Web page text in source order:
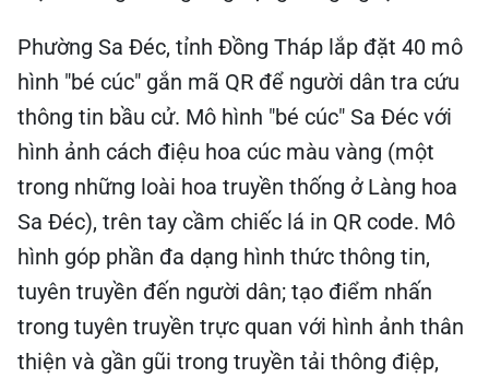
Phường Sa Đéc, tỉnh Đồng Tháp lắp đặt 40 mô
hình "bé cúc" gắn mã QR để người dân tra cứu
thông tin bầu cử. Mô hình "bé cúc" Sa Đéc với
hình ảnh cách điệu hoa cúc màu vàng (một
trong những loài hoa truyền thống ở Làng hoa
Sa Đéc), trên tay cầm chiếc lá in QR code. Mô
hình góp phần đa dạng hình thức thông tin,
tuyên truyền đến người dân; tạo điểm nhấn
trong tuyên truyền trực quan với hình ảnh thân
thiện và gần gũi trong truyền tải thông điệp,